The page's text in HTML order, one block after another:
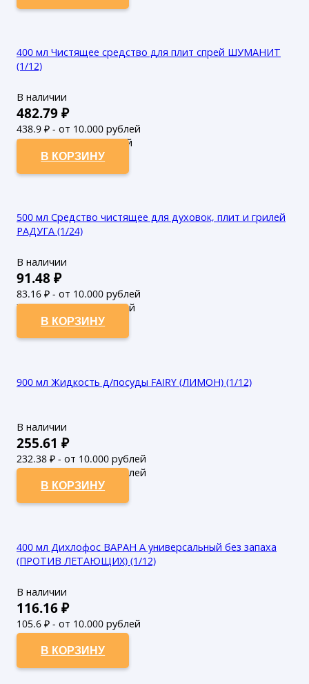
400 мл Чистящее средство для плит спрей ШУМАНИТ
(1/12)
В наличии
482.79₽
438.9 ₽ - от 10.000 рублей
399₽ - от 50.000 рублей
В КОРЗИНУ
500 мл Средство чистящее для духовок, плит и грилей
РАДУГА (1/24)
В наличии
91.48₽
83.16 ₽ - от 10.000 рублей
75.6₽ - от 50.000 рублей
В КОРЗИНУ
900 мл Жидкость д/посуды FAIRY (ЛИМОН) (1/12)
В наличии
255.61 ₽
232.38 ₽ - от 10.000 рублей
211.25₽ - от 50.000 рублей
В КОРЗИНУ
400 мл Дихлофос ВАРАН А универсальный без запаха
(ПРОТИВ ЛЕТАЮЩИХ) (1/12)
В наличии
116.16₽
105.6 ₽ - от 10.000 рублей
96₽ - от 50.000 рублей
В КОРЗИНУ